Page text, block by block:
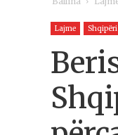
Lajme Shqipëri